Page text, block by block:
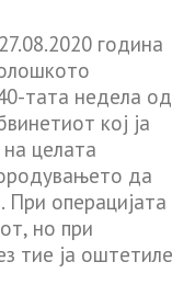
година
тата недела од
кој ја
целата
да
При операцијата
но при
тие ја оштетиле